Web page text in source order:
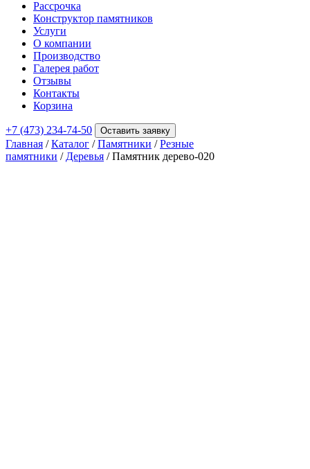
Рассрочка
Конструктор памятников
Услуги
О компании
Производство
Галерея работ
Отзывы
Контакты
Корзина
+7 (473) 234-74-50 Оставить заявку
Главная /Каталог /Памятники /Резные
памятники / Деревья / Памятник дерево-020